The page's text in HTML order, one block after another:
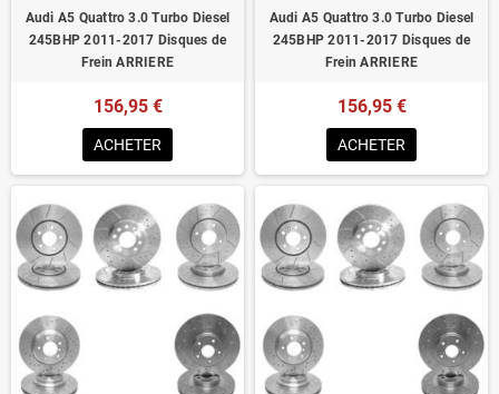
Audi A5 Quattro 3.0 Turbo Diesel
245BHP 2011-2017 Disques de
Frein ARRIERE
156,95 €
ACHETER
Audi A5 Quattro 3.0 Turbo Diesel
245BHP 2011-2017 Disques de
Frein ARRIERE
156,95 €
ACHETER